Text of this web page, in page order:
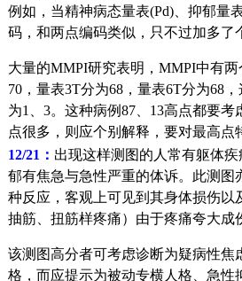
例如，当精神病态量表(Pd)、抑郁量
码，和两点编码类似，只不过加多了
大量的MMPI研究表明，MMPI中有
70，量表3T分为68，量表6T分为68
为1、3。这种病例87、13高点都要
点很多，则应个别解释，要对最高点
12/21： 出现这样测图的人常有躯体
郁有焦急与急性严重的体诉。此测
种反应，客观上可见到其身体损伤以
抽筋、扭筋样疼痛）由于疼痛夸大成
该测图高分者可考虑诊断为疑病性焦
格，而应提示为被动专横人格、急性